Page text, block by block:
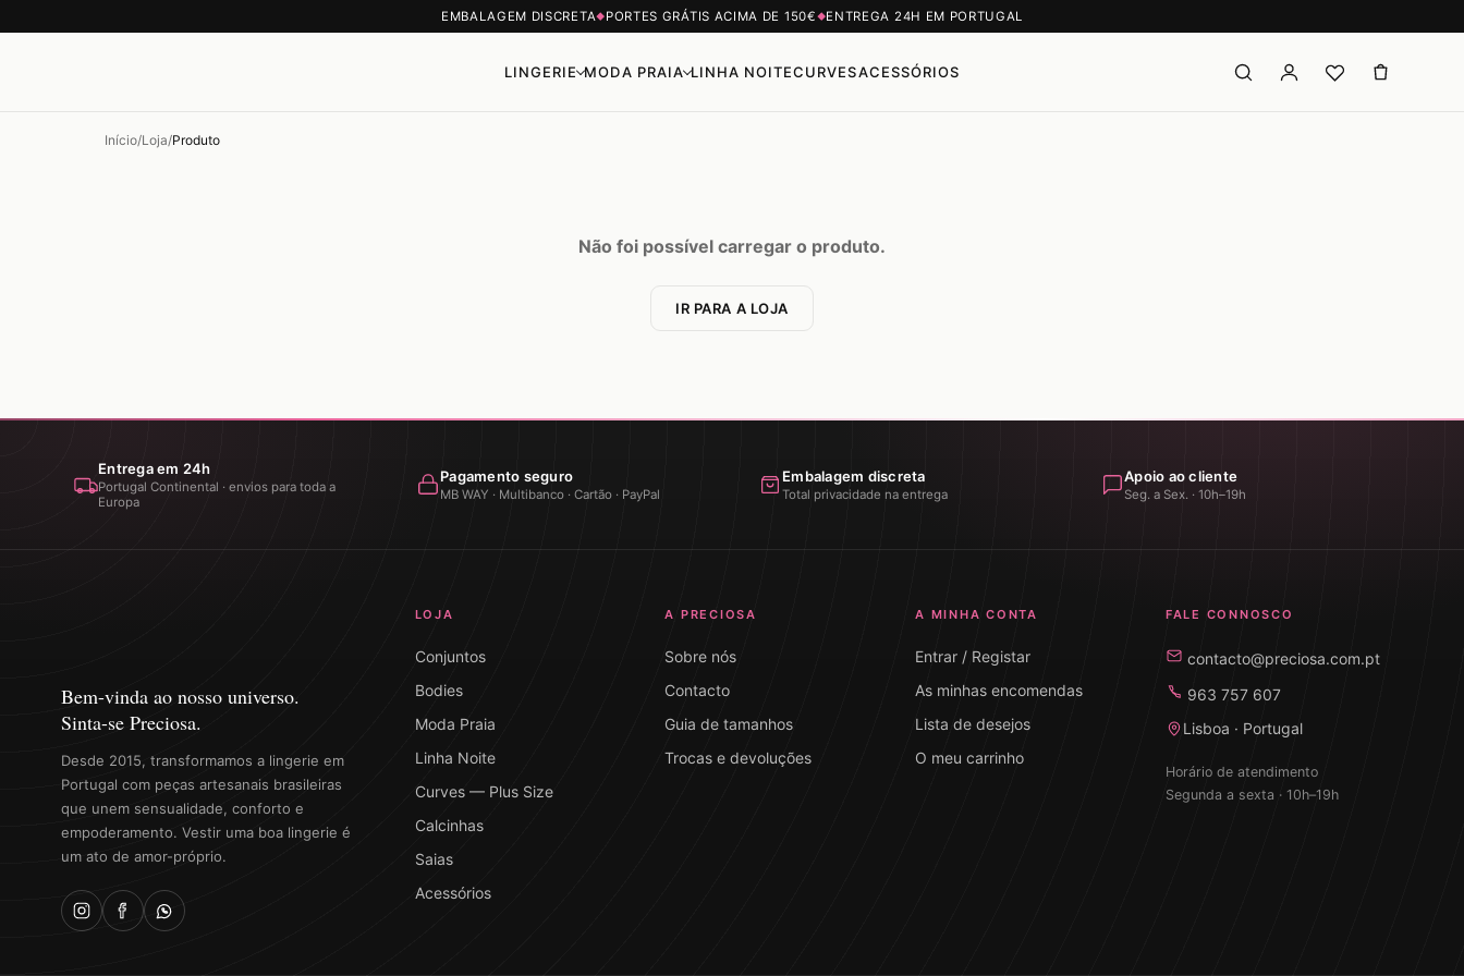
EMBALAGEM DISCRETA◆ PORTES GRÁTIS ACIMA DE 150€ ◆ENTREGA 24H EM PORTUGAL
LINGERIE MODA PRAIA LINHA NOITECURVESACESSÓRIOS
Início/Loja/Produto
Não foi possível carregar o produto.
IR PARA A LOJA
Entrega em 24h
Portugal Continental · envios para toda a
Europa
Pagamento seguro
MB WAY · Multibanco · Cartão · PayPal
Embalagem discreta
Total privacidade na entrega
Apoio ao cliente
Seg. a Sex. · 10h–19h
Bem-vinda ao nosso universo.
Sinta-se Preciosa.
Desde 2015, transformamos a lingerie em
Portugal com peças artesanais brasileiras
que unem sensualidade, conforto e
empoderamento. Vestir uma boa lingerie é
um ato de amor-próprio.
LOJA
Conjuntos
Bodies
Moda Praia
Linha Noite
Curves — Plus Size
Calcinhas
Saias
Acessórios
A PRECIOSA
Sobre nós
Contacto
Guia de tamanhos
Trocas e devoluções
A MINHA CONTA
Entrar / Registar
As minhas encomendas
Lista de desejos
O meu carrinho
FALE CONNOSCO
contacto@preciosa.com.pt
963 757 607
Lisboa · Portugal
Horário de atendimento
Segunda a sexta · 10h–19h